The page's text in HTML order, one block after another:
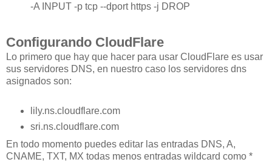
-A INPUT -p tcp --dport https -j DROP
Configurando CloudFlare
Lo primero que hay que hacer para usar CloudFlare es usar
sus servidores DNS, en nuestro caso los servidores dns
asignados son:
lily.ns.cloudflare.com
sri.ns.cloudflare.com
En todo momento puedes editar las entradas DNS, A,
CNAME, TXT, MX todas menos entradas wildcard como *